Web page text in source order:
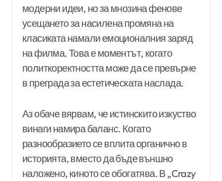
модерни идеи, но за мнозина фенове
усещането за насилена промяна на
класиката намали емоционалния заряд
на филма. Това е моментът, когато
политкоректността може да се превърне
в преграда за естетическата наслада.
Аз обаче вярвам, че истинскито изкуство
винаги намира баланс. Когато
разнообразието се вплита органично в
историята, вместо да бъде външно
наложено, киното се обогатява. В „Crazy